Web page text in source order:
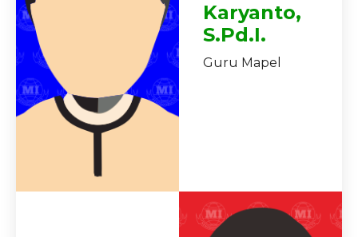
Karyanto,
S.Pd.I.
Guru Mapel